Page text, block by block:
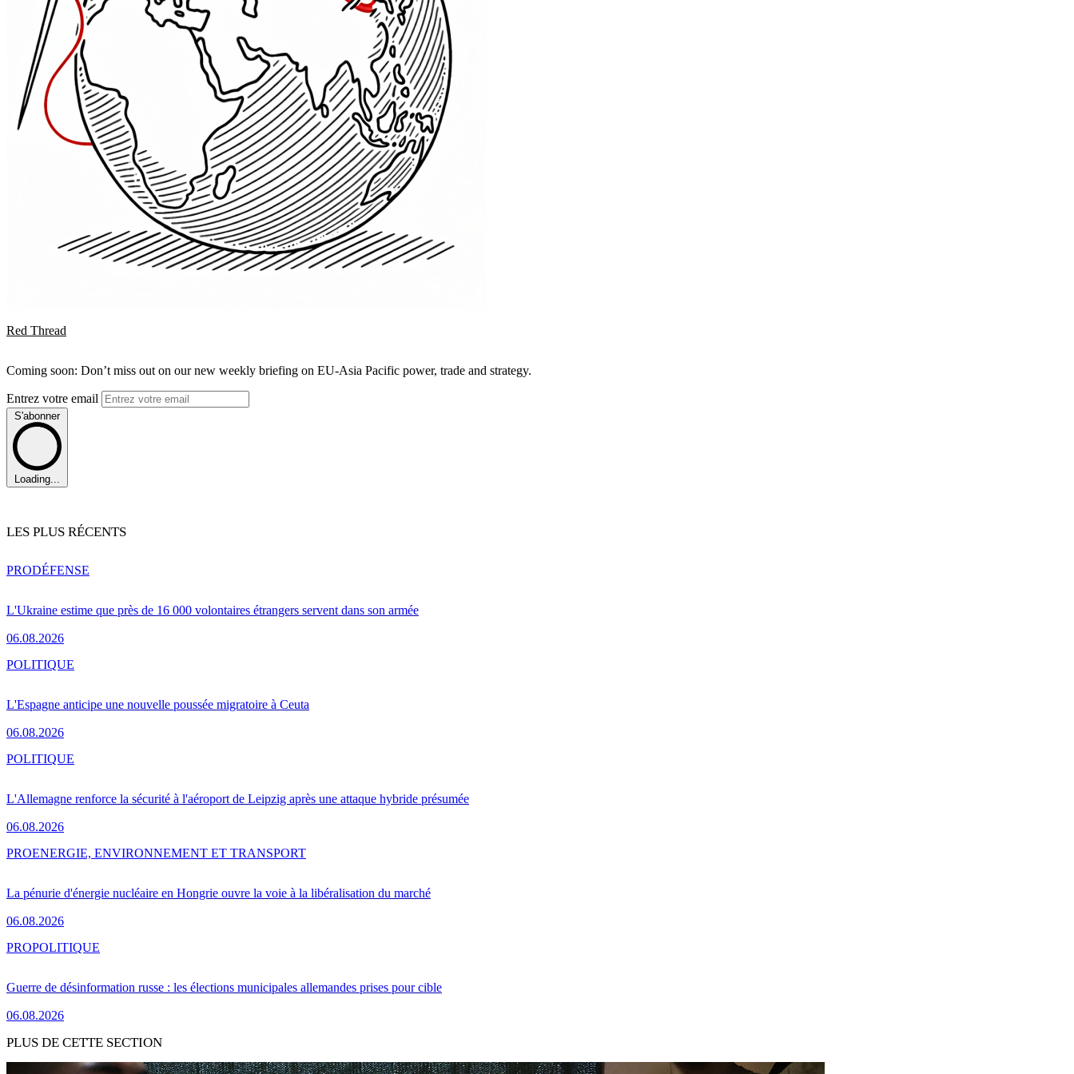
Red Thread
Coming soon: Don’t miss out on our new weekly briefing on EU-Asia Pacific power, trade and strategy.
Entrez votre email
S'abonner
Loading...
LES PLUS RÉCENTS
L'Ukraine estime que près de 16 000 volontaires étrangers servent dans son armée
06.08.2026
PRODÉFENSE
L'Espagne anticipe une nouvelle poussée migratoire à Ceuta
06.08.2026
POLITIQUE
L'Allemagne renforce la sécurité à l'aéroport de Leipzig après une attaque hybride présumée
06.08.2026
POLITIQUE
La pénurie d'énergie nucléaire en Hongrie ouvre la voie à la libéralisation du marché
06.08.2026
PROENERGIE, ENVIRONNEMENT ET TRANSPORT
Guerre de désinformation russe : les élections municipales allemandes prises pour cible
06.08.2026
PROPOLITIQUE
PLUS DE CETTE SECTION